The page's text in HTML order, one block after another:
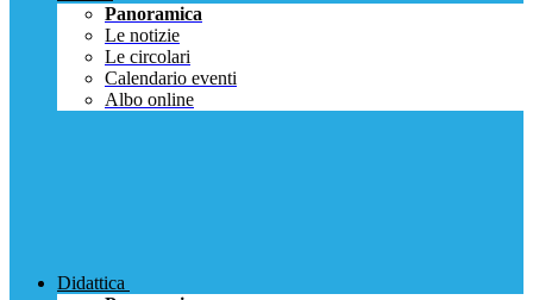
Panoramica
Le notizie
Le circolari
Calendario eventi
Albo online
Didattica